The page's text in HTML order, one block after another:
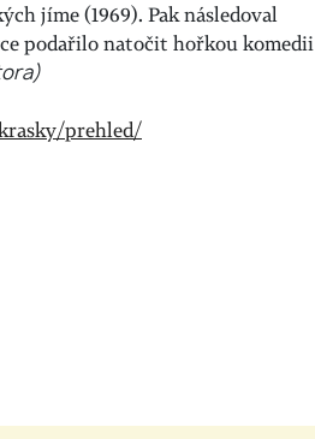
jíme (1969). Pak následoval
podařilo natočit hořkou komedii
prehled/